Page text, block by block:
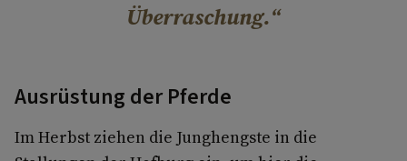
Überraschung.
Ausrüstung der Pferde
Im Herbst ziehen die Junghengste in die